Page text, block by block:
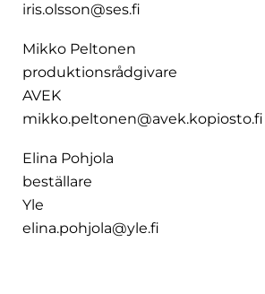
iris.olsson@ses.fi
Mikko Peltonen
produktionsrådgivare
AVEK
mikko.peltonen@avek.kopiosto.fi
Elina Pohjola
beställare
Yle
elina.pohjola@yle.fi